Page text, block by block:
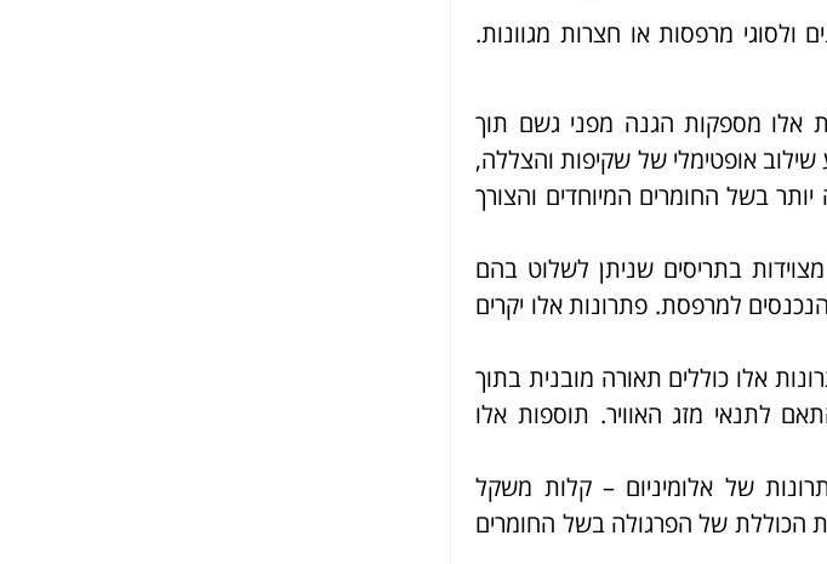
ולסוגי מרפסות או חצרות מגוונות.
אלו מספקות הגנה מפני גשם תוך
אופטימלי של שקיפות והצללה,
יותר בשל החומרים המיוחדים והצורך
בתריסים שניתן לשלוט בהם
למרפסת. פתרונות אלו יקרים
אלו כוללים תאורה מובנית בתוך
לתנאי מזג האוויר. תוספות אלו
של אלומיניום – קלות משקל
הכוללת של הפרגולה בשל החומרים